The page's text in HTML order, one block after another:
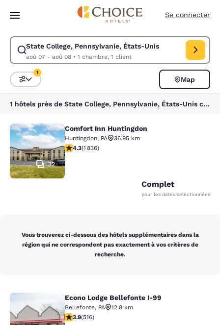
Sauter à Contenu Principal
Se connecter
State College, Pennsylvanie, États-Unis
aoû 07 - aoû 08• 1 chambre, 1 client
Modifier la recherche pour State College, Pennsylvanie, États-Unis.
Triez et filtrez
1
Map
1 hôtels près de State College, Pennsylvanie, États-Unis correspondent à vos filtres
Comfort Inn Huntingdon
32
Comfort Inn Huntingdon
Huntingdon, PA
36.95 km
4.27 étoiles. Excellent. 1836 commentaires
4.3(1 836)
Complet
pour les dates sélectionnées
Vous trouverez ci-dessous des hôtels supplémentaires dans la
région qui ne correspondent pas exactement à vos critères de
recherche.
Econo Lodge Bellefonte I-99
Econo Lodge Bellefonte I-99
Bellefonte, PA
12.8 km
3.92 étoiles. Bien. 516 commentaires
3.9(516)